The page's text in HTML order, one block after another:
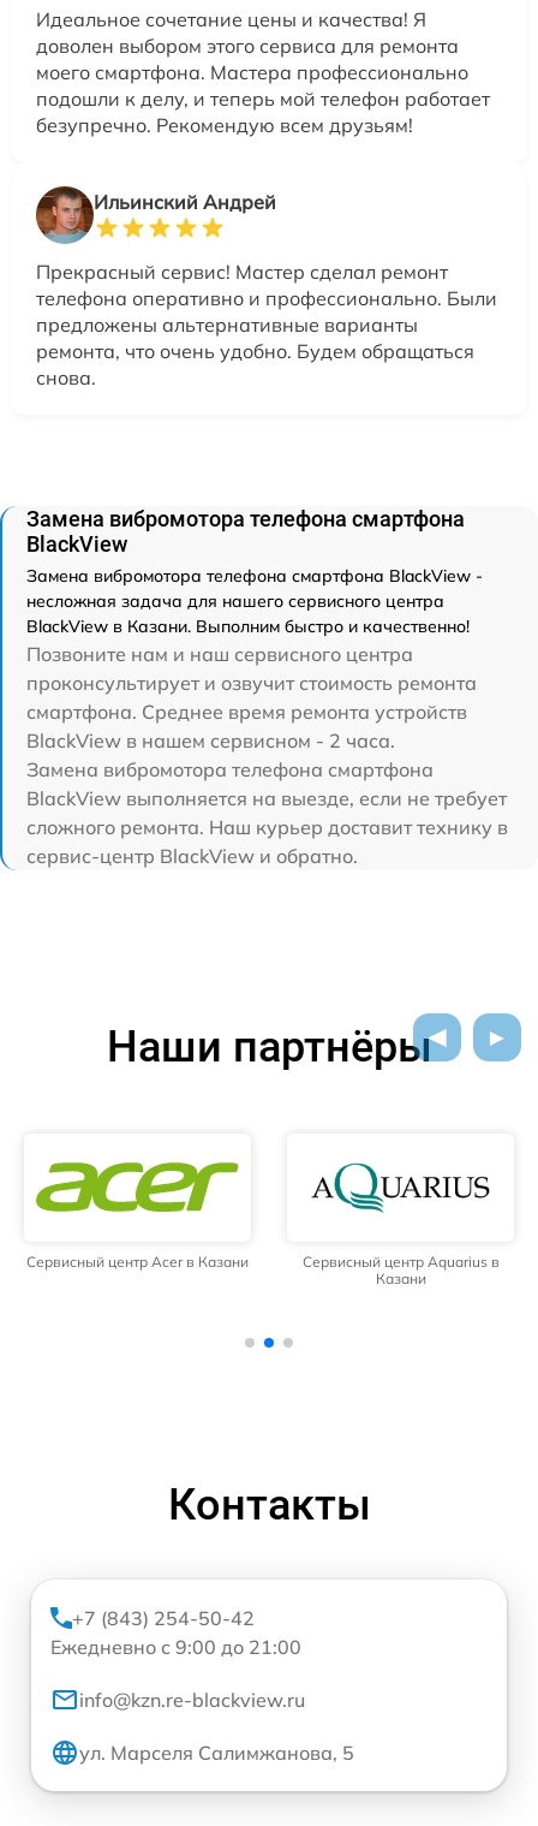
Идеальное сочетание цены и качества! Я
доволен выбором этого сервиса для ремонта
моего смартфона. Мастера профессионально
подошли к делу, и теперь мой телефон работает
безупречно. Рекомендую всем друзьям!
Ильинский Андрей
Прекрасный сервис! Мастер сделал ремонт
телефона оперативно и профессионально. Были
предложены альтернативные варианты
ремонта, что очень удобно. Будем обращаться
снова.
Замена вибромотора телефона смартфона
BlackView
Замена вибромотора телефона смартфона BlackView -
несложная задача для нашего сервисного центра
BlackView в Казани. Выполним быстро и качественно!
Позвоните нам и наш сервисного центра
проконсультирует и озвучит стоимость ремонта
смартфона. Среднее время ремонта устройств
BlackView в нашем сервисном - 2 часа.
Замена вибромотора телефона смартфона
BlackView выполняется на выезде, если не требует
сложного ремонта. Наш курьер доставит технику в
сервис-центр BlackView и обратно.
Наши партнёры
Сервисный центр Acer в Казани
Сервисный центр Aquarius в
Казани
Контакты
+7 (843) 254-50-42
Ежедневно с 9:00 до 21:00
info@kzn.re-blackview.ru
ул. Марселя Салимжанова, 5